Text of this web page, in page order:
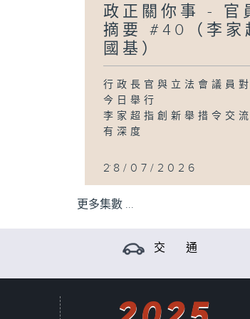
政正關你事 - 官
摘要 #40（李家
國基）
行政長官與立法會議員
今日舉行
李家超指創新舉措令交
有深度
...
28/07/2026
更多集數 ...
交 通